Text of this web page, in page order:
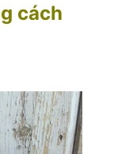
cách